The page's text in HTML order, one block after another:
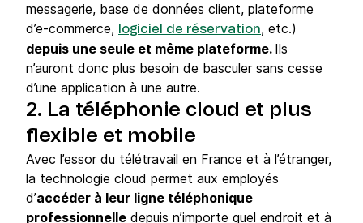
messagerie, base de données client, plateforme
d’e-commerce,
logiciel de réservation, etc.)
depuis une seule et même plateforme. Ils
n’auront donc plus besoin de basculer sans cesse
d’une application à une autre.
2. La téléphonie cloud et plus
flexible et mobile
Avec l’essor du télétravail en France et à l’étranger,
la technologie cloud permet aux employés
d’accéder à leur ligne téléphonique
professionnelle depuis n’importe quel endroit et à